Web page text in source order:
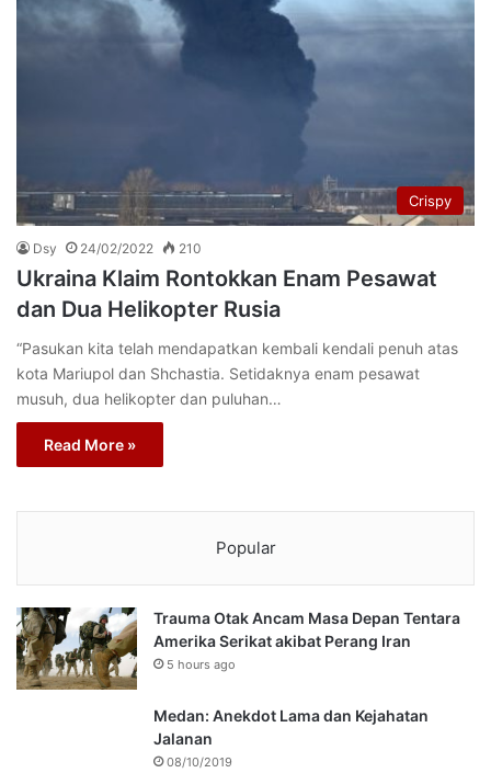
Crispy
Dsy 24/02/2022 210
Ukraina Klaim Rontokkan Enam Pesawat
dan Dua Helikopter Rusia
“Pasukan kita telah mendapatkan kembali kendali penuh atas
kota Mariupol dan Shchastia. Setidaknya enam pesawat
musuh, dua helikopter dan puluhan…
Read More »
Popular
Trauma Otak Ancam Masa Depan Tentara
Amerika Serikat akibat Perang Iran
5 hours ago
Medan: Anekdot Lama dan Kejahatan
Jalanan
08/10/2019